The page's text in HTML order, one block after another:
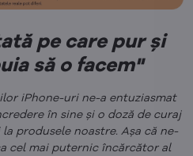
pe care pur și
să o facem"
iPhone-uri ne-a entuziasmat
în sine și o doză de curaj
produsele noastre. Așa că ne-
cel mai puternic încărcător al